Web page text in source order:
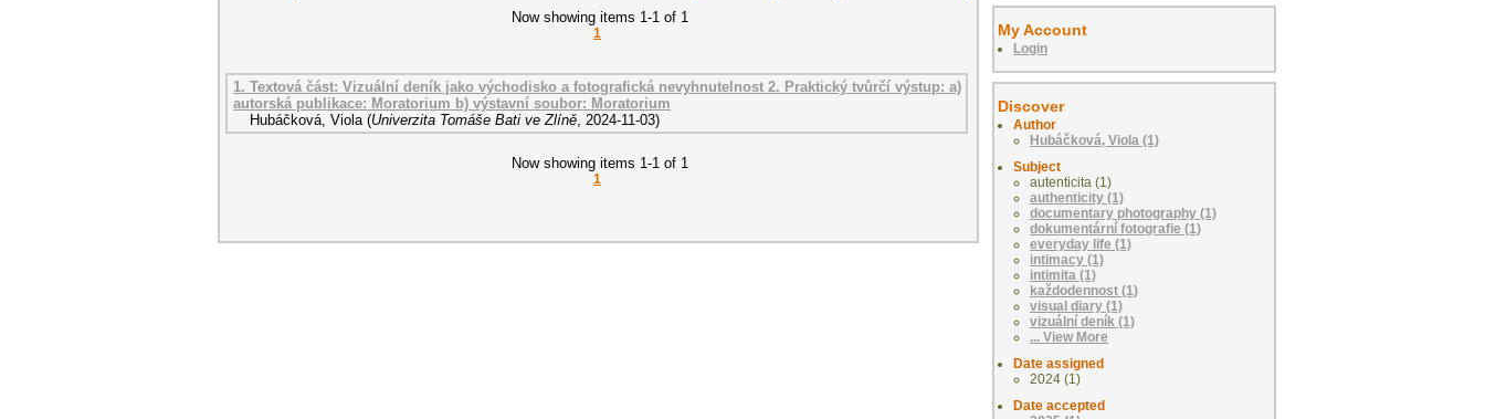
Now showing items 1-1 of 1
1
1. Textová část: Vizuální deník jako východisko a fotografická nevyhnutelnost 2. Praktický tvůrčí výstup: a)
autorská publikace: Moratorium b) výstavní soubor: Moratorium
Hubáčková, Viola (Univerzita Tomáše Bati ve Zlíně, 2024-11-03)
Now showing items 1-1 of 1
1
My Account
Login
Discover
Author
Hubáčková, Viola (1)
Subject
autenticita (1)
authenticity (1)
documentary photography (1)
dokumentární fotografie (1)
everyday life (1)
intimacy (1)
intimita (1)
každodennost (1)
visual diary (1)
vizuální deník (1)
... View More
Date assigned
2024 (1)
Date accepted